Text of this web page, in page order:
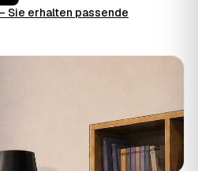
Sie erhalten passende